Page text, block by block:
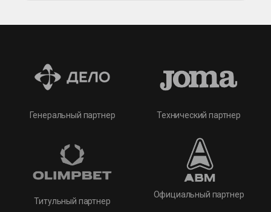
Генеральный партнер
Титульный партнер
Технический партнер
Официальный партнер